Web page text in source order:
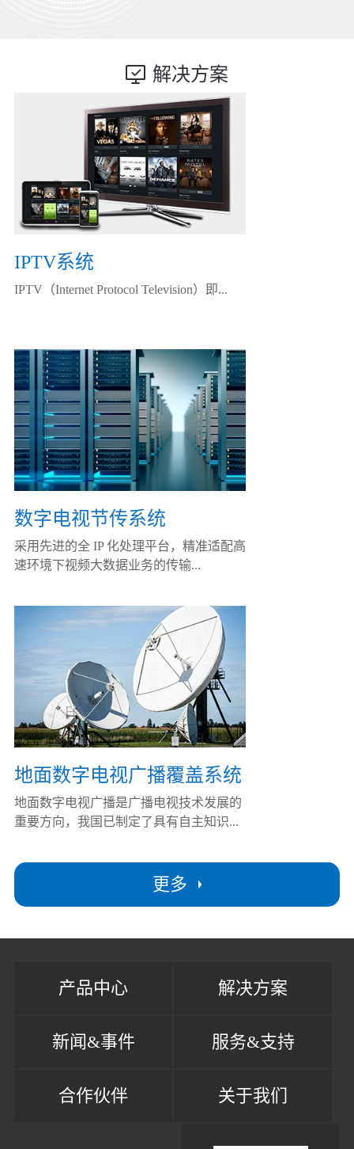
解决方案
更多
IPTV系统
IPTV（Internet Protocol Television）即...
数字电视节传系统
采用先进的全 IP 化处理平台，精准适配高
速环境下视频大数据业务的传输...
地面数字电视广播覆盖系统
地面数字电视广播是广播电视技术发展的
重要方向，我国已制定了具有自主知识...
产品中心 解决方案
新闻&事件 服务&支持
合作伙伴 关于我们